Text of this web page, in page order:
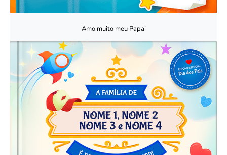
Amo muito meu Papai